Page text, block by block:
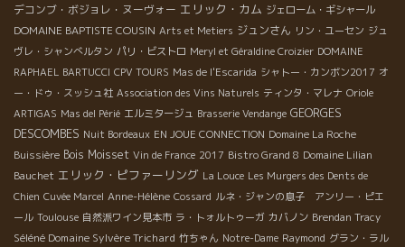
デコンブ・ボジョレ・ヌーヴォー エリック・カム ジェローム・ギシャール
DOMAINE BAPTISTE COUSIN Arts et Metiers ジュンさん リン・ユーセン ジュ
ヴレ・シャンべルタン パリ・ビストロ Meryl et Géraldine Croizier DOMAINE
RAPHAEL BARTUCCI CPV TOURS Mas de l'Escarida シャトー・カンボン2017 オ
ー・ドゥ・スッシュ社 Association des Vins Naturels ティンタ・マレナ Oriole
ARTIGAS Mas del Périé エルミタージュ Brasserie Vendange GEORGES
DESCOMBES Nuit Bordeaux EN JOUE CONNECTION Domaine La Roche
Buissière Bois Moisset Vin de France 2017 Bistro Grand 8 Domaine Lilian
Bauchet エリック・ピファーリング La Louce Les Murgers des Dents de
Chien Cuvée Marcel Anne-Hélène Cossard ルネ・ジャンの息子 アンリー・ピエ
ール Toulouse 自然派ワイン見本市 ラ・トォルトゥーガ カバノン Brendan Tracy
Séléné Domaine Sylvère Trichard 竹ちゃん Notre-Dame Raymond グラン・ラル